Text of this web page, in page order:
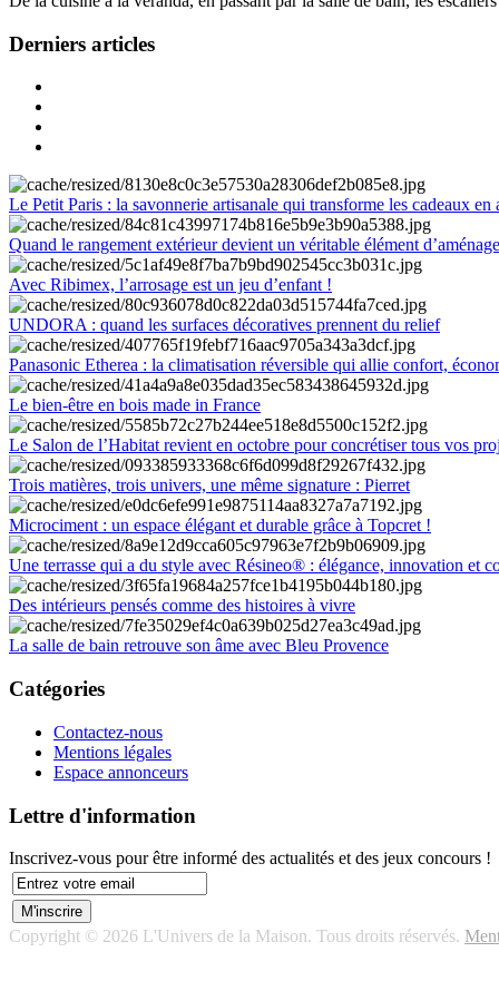
Derniers articles
Le Petit Paris : la savonnerie artisanale qui transforme les cadeaux en
Quand le rangement extérieur devient un véritable élément
Avec Ribimex, l’arrosage est un jeu d’enfant !
UNDORA : quand les surfaces décoratives prennent du relief
Panasonic Etherea : la climatisation réversible qui allie confort,
Le bien-être en bois made in France
Le Salon de l’Habitat revient en octobre pour concrétiser tous vos
Trois matières, trois univers, une même signature : Pierret
Microciment : un espace élégant et durable grâce à Topcret !
Une terrasse qui a du style avec Résineo® : élégance, innovation et
Des intérieurs pensés comme des histoires à vivre
La salle de bain retrouve son âme avec Bleu Provence
Catégories
Contactez-nous
Mentions légales
Espace annonceurs
Lettre d'information
Inscrivez-vous pour être informé des actualités et des jeux concours !
Copyright © 2026 L'Univers de la Maison. Tous droits réservés.